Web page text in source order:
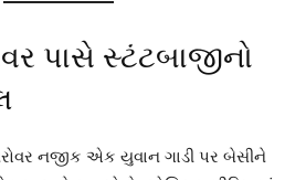
પાસે સ્ટંટબાજીનો
નજીક એક યુવાન ગાડી પર બેસીને